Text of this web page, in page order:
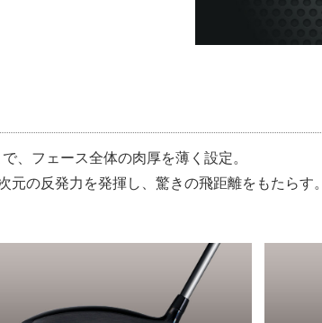
、フェース全体の肉厚を薄く設定。
元の反発力を発揮し、驚きの飛距離をもたらす。